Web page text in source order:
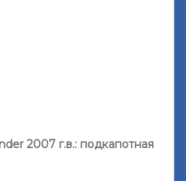
2007 г.в.: подкапотная